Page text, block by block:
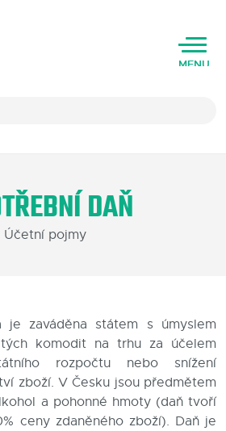
MENU
software
Kariéra
Partneři
Blog
Kontakty
DAŇ
Účetní pojmy
je zaváděna státem s úmyslem
komodit na trhu za účelem
rozpočtu nebo snížení
zboží. V Česku jsou předmětem
a pohonné hmoty (daň tvoří
ceny zdaněného zboží). Daň je